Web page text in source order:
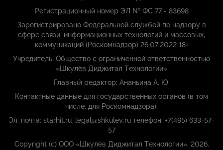
Регистрационный номер ЭЛ № ФС 77 - 83698
Зарегистрировано Федеральной службой по надзору в
сфере связи, информационных технологий и массовых,
коммуникаций (Роскомнадзор) 26.07.2022 18+
Учредитель: Общество с ограниченной ответственностью
«Шкулёв Диджитал Технологии»
Главный редактор: Ананьина А. Ю.
Контактные данные для государственных органов (в том
числе, для Роскомнадзора):
Эл. почта: starhit.ru_legal@shkulev.ru телефон: +7(495) 633-57-
57
Copyright (с) ООО «Шкулёв Диджитал Технологии», 2026.